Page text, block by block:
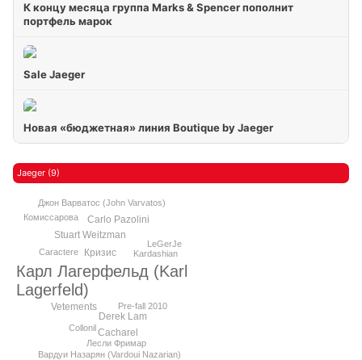
К концу месяца группа Marks & Spencer пополнит
портфель марок
Sale Jaeger
Новая «бюджетная» линия Boutique by Jaeger
Jaeger (9)
Карл Лагерфельд (Karl
Lagerfeld)
Кризис
Vetements
Stuart Weitzman
Derek Lam
Cacharel
Carlo Pazolini
Джон Варватос (John Varvatos)
Pre-fall 2010
Kardashian
Caractere
Лесли Фримар
Collonil
LeGerJe
Вардуи Назарян (Vardoui Nazarian)
Комиссарова